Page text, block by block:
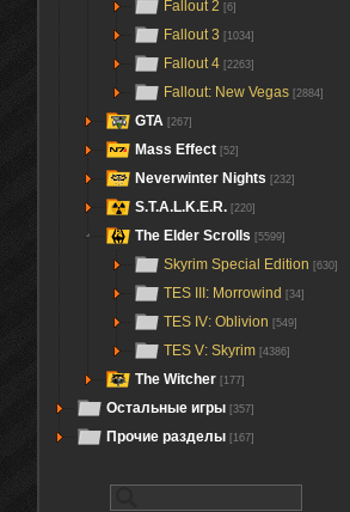
Fallout 2 [6]
Fallout 3 [1034]
Fallout 4 [2263]
Fallout: New Vegas [2884]
GTA [267]
Mass Effect [52]
Neverwinter Nights [232]
S.T.A.L.K.E.R. [220]
The Elder Scrolls [5599]
Skyrim Special Edition [630]
TES III: Morrowind [34]
TES IV: Oblivion [549]
TES V: Skyrim [4386]
The Witcher [177]
Остальные игры [357]
Прочие разделы [167]